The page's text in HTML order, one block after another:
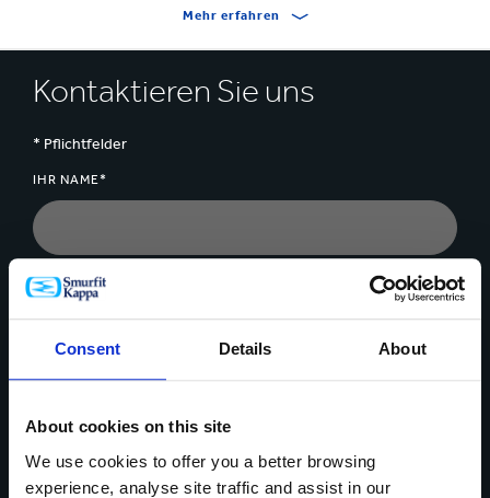
Consent Details About
About cookies on this site
We use cookies to offer you a better browsing
experience, analyse site traffic and assist in our
Der Inhalt aller Lieferungen entspricht den Definitionen
Mehr erfahren
Kontaktieren Sie uns
* Pflichtfelder
IHR NAME*
LAND*